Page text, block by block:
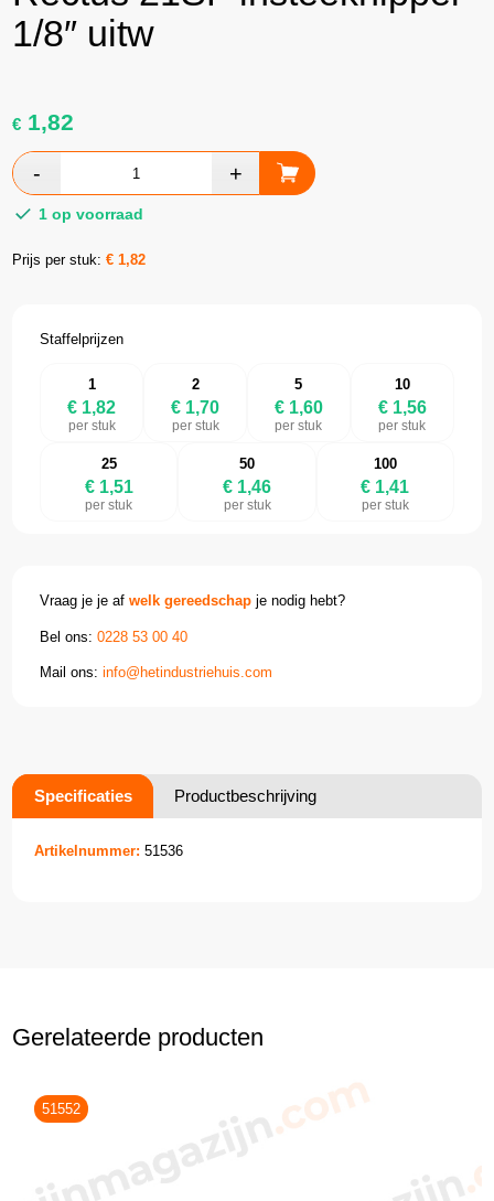
1/8″ uitw
€ 1,82
1 op voorraad
Prijs per stuk:€1,82
Staffelprijzen
1
€ 1,82
per stuk
2
€ 1,70
per stuk
5
€ 1,60
per stuk
10
€ 1,56
per stuk
25
€ 1,51
per stuk
50
€ 1,46
per stuk
100
€ 1,41
per stuk
Vraag je je afwelk gereedschap je nodig hebt?
Bel ons:0228 53 00 40
Mail ons:info@hetindustriehuis.com
Specificaties Productbeschrijving
Artikelnummer: 51536
Gerelateerde producten
51552